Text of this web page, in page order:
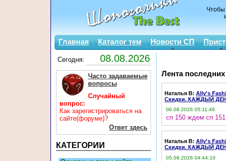
Чтобы
Главная Каталог тем Новости СП
Лента
Наталья В: Ally's
Скидки. КАЖДЫЙ
06.08.2026 05:11:46
сп 150 ждем сп
Наталья В: Ally's
Скидки. КАЖДЫЙ
05.08.2026 04:44:10
Сегодня:
Часто задаваемые
вопросы
Случайный
вопрос:
Как зарегистрироваться на
сайте(форуме)?
Ответ здесь
КАТЕГОРИИ